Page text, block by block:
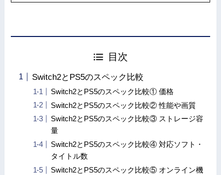
目次
Switch2とPS5のスペック比較
Switch2とPS5のスペック比較① 価格
Switch2とPS5のスペック比較② 性能や画質
Switch2とPS5のスペック比較③ ストレージ容
量
Switch2とPS5のスペック比較④ 対応ソフト・
タイトル数
Switch2とPS5のスペック比較⑤ オンライン機